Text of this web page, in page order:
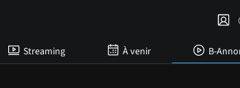
Streaming À venir B-